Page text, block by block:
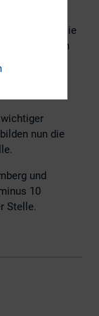
eine
nachdem sie
von acht nach
in 2012
nun die
und
10
Stelle.